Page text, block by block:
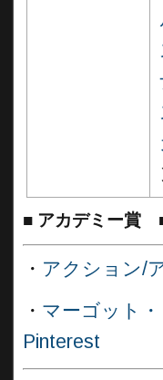
■ アカデミー賞
・ アクション/
・ マーゴット
Pinterest